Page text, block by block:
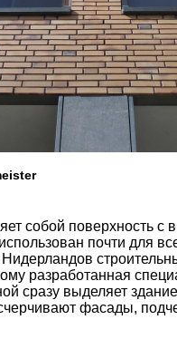
собой поверхность
почти для
разработанная
сразу выделяет
фасады,